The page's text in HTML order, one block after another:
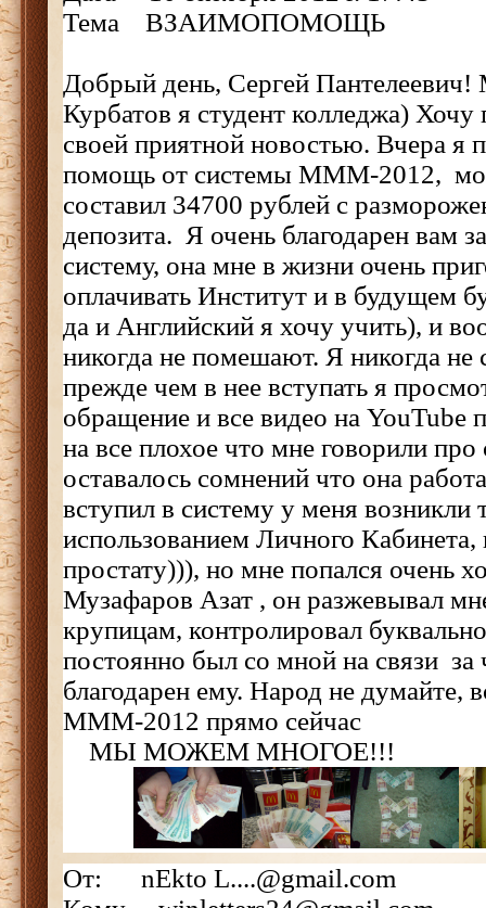
Тема ВЗАИМОПОМОЩЬ
Добрый день, Сергей Пантелеевич!
Курбатов я студент колледжа) Хочу
своей приятной новостью. Вчера я
помощь от системы МММ-2012,
составил 34700 рублей с
депозита. Я очень благодарен вам
систему, она мне в жизни очень
оплачивать Институт и в будущем
да и Английский я хочу учить), и
никогда не помешают. Я никогда не
прежде чем в нее вступать я
обращение и все видео на
на все плохое что мне говорили про
оставалось сомнений что она
вступил в систему у меня возникли
использованием Личного
простату))), но мне попался очень
Музафаров Азат , он разжевывал
крупицам, контролировал
постоянно был со мной на связи за
благодарен ему. Народ не думайте,
МММ-2012
МЫ МОЖЕМ МНОГОЕ!!!
От: nEkto L....@gmail.com